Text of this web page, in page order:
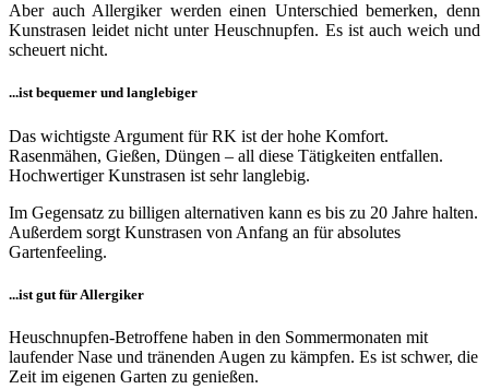
Aber auch Allergiker werden einen Unterschied bemerken, denn
Kunstrasen leidet nicht unter Heuschnupfen. Es ist auch weich und
scheuert nicht.
...ist bequemer und langlebiger
Das wichtigste Argument für RK ist der hohe Komfort.
Rasenmähen, Gießen, Düngen – all diese Tätigkeiten entfallen.
Hochwertiger Kunstrasen ist sehr langlebig.
Im Gegensatz zu billigen alternativen kann es bis zu 20 Jahre halten.
Außerdem sorgt Kunstrasen von Anfang an für absolutes
Gartenfeeling.
...ist gut für Allergiker
Heuschnupfen-Betroffene haben in den Sommermonaten mit
laufender Nase und tränenden Augen zu kämpfen. Es ist schwer, die
Zeit im eigenen Garten zu genießen.